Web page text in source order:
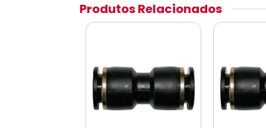
Produtos Relacionados